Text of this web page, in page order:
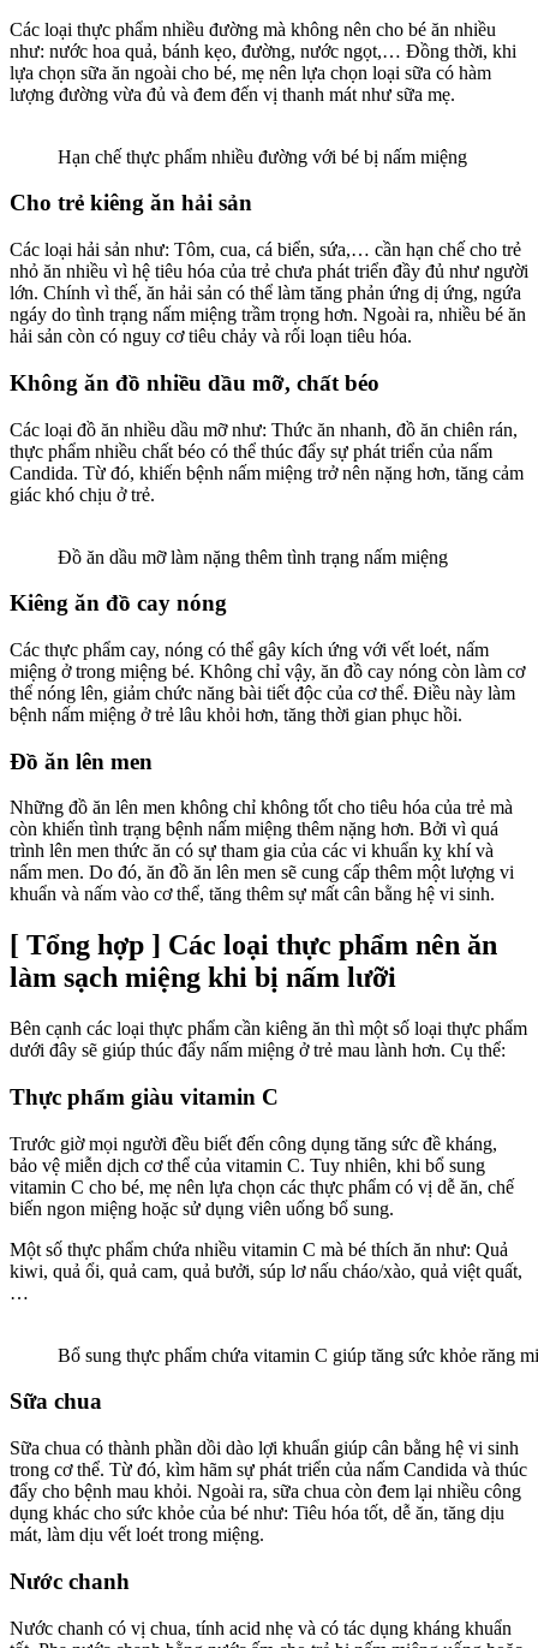
Các loại thực phẩm nhiều đường mà không nên cho bé ăn nhiều
như: nước hoa quả, bánh kẹo, đường, nước ngọt,… Đồng thời, khi
lựa chọn sữa ăn ngoài cho bé, mẹ nên lựa chọn loại sữa có hàm
lượng đường vừa đủ và đem đến vị thanh mát như sữa mẹ.
Hạn chế thực phẩm nhiều đường với bé bị nấm miệng
Cho trẻ kiêng ăn hải sản
Các loại hải sản như: Tôm, cua, cá biển, sứa,… cần hạn chế cho trẻ
nhỏ ăn nhiều vì hệ tiêu hóa của trẻ chưa phát triển đầy đủ như người
lớn. Chính vì thế, ăn hải sản có thể làm tăng phản ứng dị ứng, ngứa
ngáy do tình trạng nấm miệng trầm trọng hơn. Ngoài ra, nhiều bé ăn
hải sản còn có nguy cơ tiêu chảy và rối loạn tiêu hóa.
Không ăn đồ nhiều dầu mỡ, chất béo
Các loại đồ ăn nhiều dầu mỡ như: Thức ăn nhanh, đồ ăn chiên rán,
thực phẩm nhiều chất béo có thể thúc đẩy sự phát triển của nấm
Candida. Từ đó, khiến bệnh nấm miệng trở nên nặng hơn, tăng cảm
giác khó chịu ở trẻ.
Đồ ăn dầu mỡ làm nặng thêm tình trạng nấm miệng
Kiêng ăn đồ cay nóng
Các thực phẩm cay, nóng có thể gây kích ứng với vết loét, nấm
miệng ở trong miệng bé. Không chỉ vậy, ăn đồ cay nóng còn làm cơ
thể nóng lên, giảm chức năng bài tiết độc của cơ thể. Điều này làm
bệnh nấm miệng ở trẻ lâu khỏi hơn, tăng thời gian phục hồi.
Đồ ăn lên men
Những đồ ăn lên men không chỉ không tốt cho tiêu hóa của trẻ mà
còn khiến tình trạng bệnh nấm miệng thêm nặng hơn. Bởi vì quá
trình lên men thức ăn có sự tham gia của các vi khuẩn kỵ khí và
nấm men. Do đó, ăn đồ ăn lên men sẽ cung cấp thêm một lượng vi
khuẩn và nấm vào cơ thể, tăng thêm sự mất cân bằng hệ vi sinh.
[ Tổng hợp ] Các loại thực phẩm nên ăn
làm sạch miệng khi bị nấm lưỡi
Bên cạnh các loại thực phẩm cần kiêng ăn thì một số loại thực phẩm
dưới đây sẽ giúp thúc đẩy nấm miệng ở trẻ mau lành hơn. Cụ thể:
Thực phẩm giàu vitamin C
Trước giờ mọi người đều biết đến công dụng tăng sức đề kháng,
bảo vệ miễn dịch cơ thể của vitamin C. Tuy nhiên, khi bổ sung
vitamin C cho bé, mẹ nên lựa chọn các thực phẩm có vị dễ ăn, chế
biến ngon miệng hoặc sử dụng viên uống bổ sung.
Một số thực phẩm chứa nhiều vitamin C mà bé thích ăn như: Quả
kiwi, quả ổi, quả cam, quả bưởi, súp lơ nấu cháo/xào, quả việt quất,
…
Bổ sung thực phẩm chứa vitamin C giúp tăng sức khỏe răng
Sữa chua
Sữa chua có thành phần dồi dào lợi khuẩn giúp cân bằng hệ vi sinh
trong cơ thể. Từ đó, kìm hãm sự phát triển của nấm Candida và thúc
đẩy cho bệnh mau khỏi. Ngoài ra, sữa chua còn đem lại nhiều công
dụng khác cho sức khỏe của bé như: Tiêu hóa tốt, dễ ăn, tăng dịu
mát, làm dịu vết loét trong miệng.
Nước chanh
Nước chanh có vị chua, tính acid nhẹ và có tác dụng kháng khuẩn